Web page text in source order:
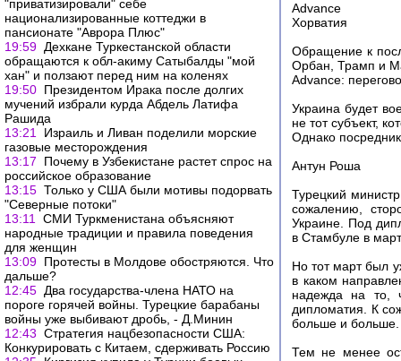
"приватизировали" себе
национализированные коттеджи в
пансионате "Аврора Плюс"
19:59 Дехкане Туркестанской области
обращаются к обл-акиму Сатыбалды "мой
хан" и ползают перед ним на коленях
19:50 Президентом Ирака после долгих
мучений избрали курда Абдель Латифа
Рашида
13:21
Израиль и Ливан поделили морские
газовые месторождения
13:17
Почему в Узбекистане растет спрос на
российское образование
13:15 Только у США были мотивы подорвать
"Северные потоки"
13:11
СМИ Туркменистана объясняют
народные традиции и правила поведения
для женщин
13:09 Протесты в Молдове обостряются. Что
дальше?
12:45 Два государства-члена НАТО на
пороге горячей войны. Турецкие барабаны
войны уже выбивают дробь, - Д.Минин
12:43 Стратегия нацбезопасности США:
Конкурировать с Китаем, сдерживать Россию
Advance
Хорватия
Обращение к
Орбан, Трамп и
Advance:
Украина будет
не тот субъект,
Однако
Антун Роша
Турецкий
сожалению,
Украине. Под
в Стамбуле в
Но тот март был
в каком
надежда на то,
дипломатия. К
больше и больше.
Тем не менее